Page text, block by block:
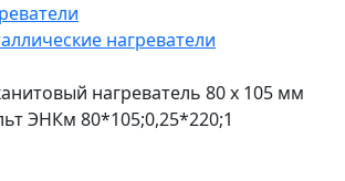
нагреватели
нагреватель 80 х 105 мм
ЭНКм 80*105;0,25*220;1